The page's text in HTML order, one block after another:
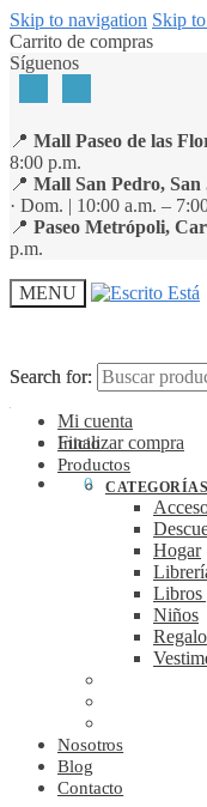
Skip to navigation Skip
Carrito de compras
Síguenos
📍 Mall Paseo de las
8:00 p.m.
📍 Mall San Pedro, San
· Dom. | 10:00 a.m. –
📍 Paseo Metrópoli,
p.m.
MENU
Search for:
Mi cuenta
Finalizar compra
0
Search for:
Inicio
Productos
CATEGORÍAS
Hogar
Libros
Niños
Nosotros
Blog
Contacto